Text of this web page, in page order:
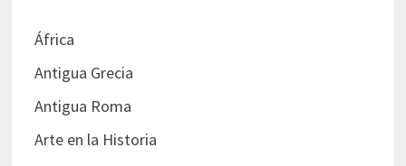
África
Antigua Grecia
Antigua Roma
Arte en la Historia